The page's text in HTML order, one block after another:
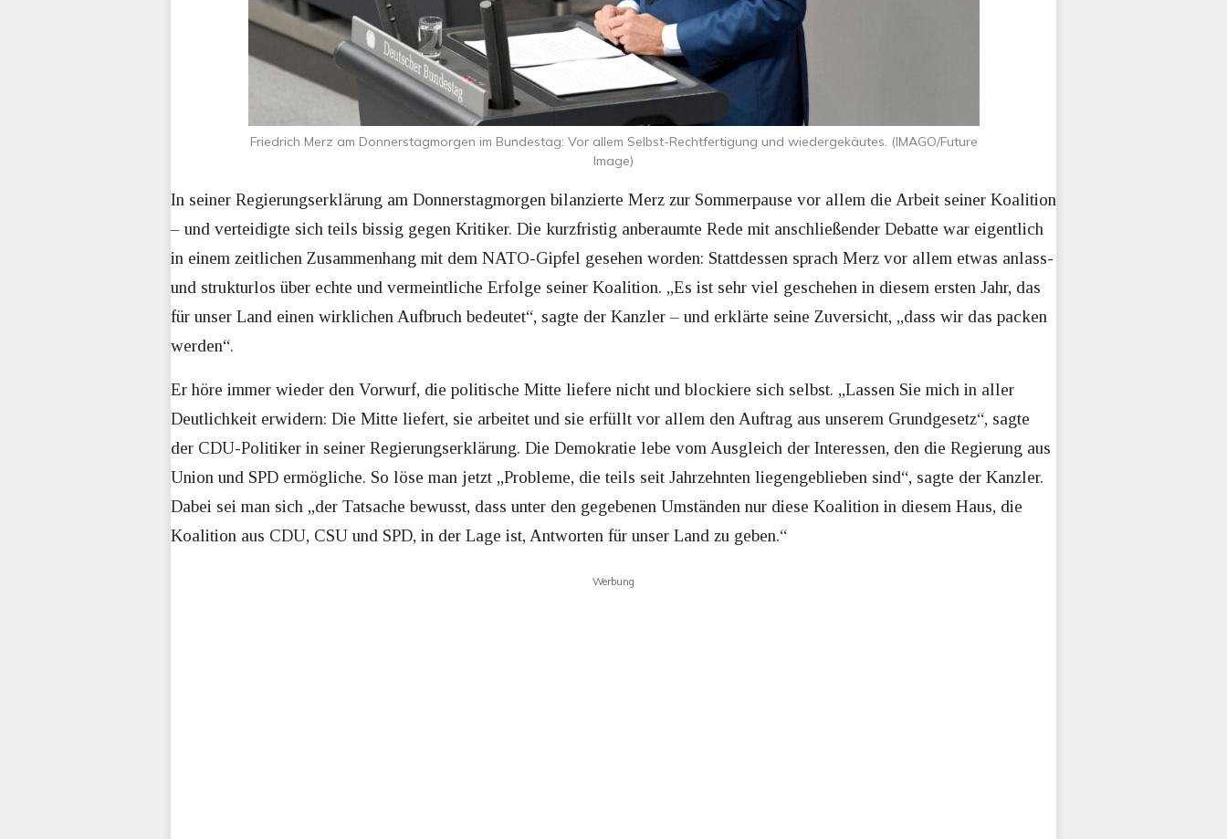
Friedrich Merz am Donnerstagmorgen im Bundestag: Vor allem Selbst-Rechtfertigung und wiedergekäutes. (IMAGO/Future
Image)
In seiner Regierungserklärung am Donnerstagmorgen bilanzierte Merz zur Sommerpause vor allem die Arbeit seiner Koalition
– und verteidigte sich teils bissig gegen Kritiker. Die kurzfristig anberaumte Rede mit anschließender Debatte war eigentlich
in einem zeitlichen Zusammenhang mit dem NATO-Gipfel gesehen worden: Stattdessen sprach Merz vor allem etwas anlass-
und strukturlos über echte und vermeintliche Erfolge seiner Koalition. „Es ist sehr viel geschehen in diesem ersten Jahr, das
für unser Land einen wirklichen Aufbruch bedeutet“, sagte der Kanzler – und erklärte seine Zuversicht, „dass wir das packen
werden“.
Er höre immer wieder den Vorwurf, die politische Mitte liefere nicht und blockiere sich selbst. „Lassen Sie mich in aller
Deutlichkeit erwidern: Die Mitte liefert, sie arbeitet und sie erfüllt vor allem den Auftrag aus unserem Grundgesetz“, sagte
der CDU-Politiker in seiner Regierungserklärung. Die Demokratie lebe vom Ausgleich der Interessen, den die Regierung aus
Union und SPD ermögliche. So löse man jetzt „Probleme, die teils seit Jahrzehnten liegengeblieben sind“, sagte der Kanzler.
Dabei sei man sich „der Tatsache bewusst, dass unter den gegebenen Umständen nur diese Koalition in diesem Haus, die
Koalition aus CDU, CSU und SPD, in der Lage ist, Antworten für unser Land zu geben.“
Werbung